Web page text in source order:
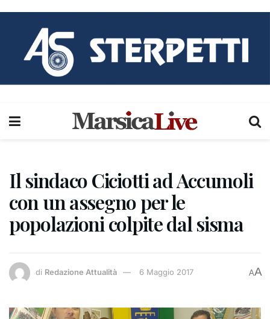
Il sindaco Ciciotti ad Accumoli
con un assegno per le
popolazioni colpite dal sisma
di Redazione Attualità 6 Maggio 2017 AA